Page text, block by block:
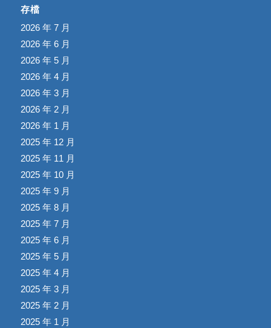
存檔
2026 年 7 月
2026 年 6 月
2026 年 5 月
2026 年 4 月
2026 年 3 月
2026 年 2 月
2026 年 1 月
2025 年 12 月
2025 年 11 月
2025 年 10 月
2025 年 9 月
2025 年 8 月
2025 年 7 月
2025 年 6 月
2025 年 5 月
2025 年 4 月
2025 年 3 月
2025 年 2 月
2025 年 1 月